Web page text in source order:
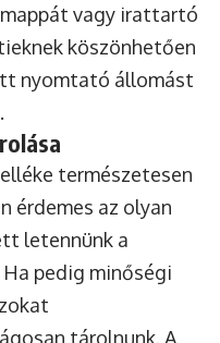
vagy irattartó
köszönhetően
nyomtató állomást
természetesen
érdemes az olyan
letennünk a
Ha pedig minőségi
tárolnunk. A